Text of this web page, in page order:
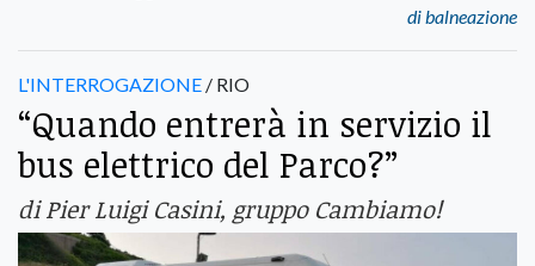
di balneazione
L'INTERROGAZIONE / RIO
“Quando entrerà in servizio il
bus elettrico del Parco?”
di Pier Luigi Casini, gruppo Cambiamo!